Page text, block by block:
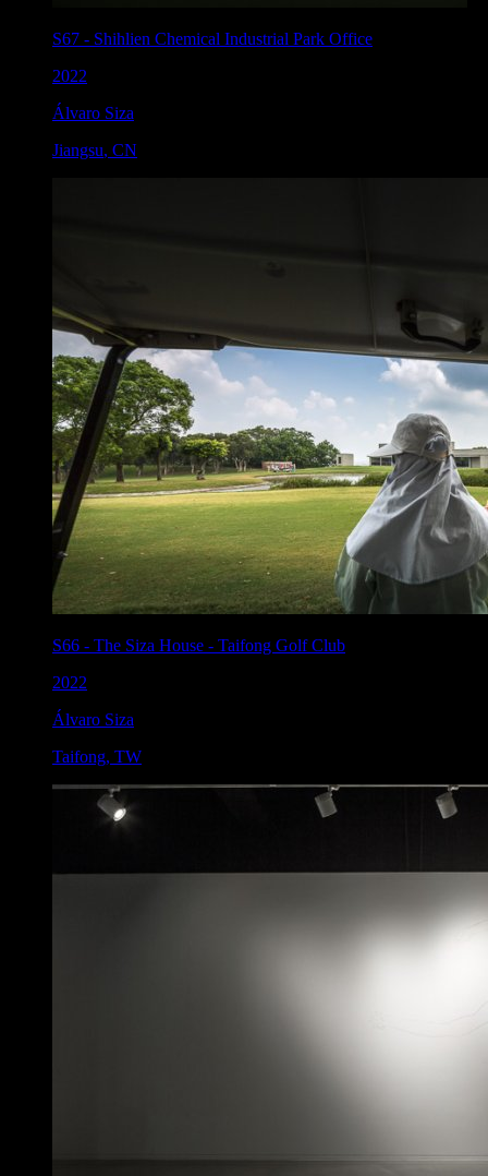
S67 - Shihlien Chemical Industrial Park Office
2022
Álvaro Siza
Jiangsu, CN
S66 - The Siza House - Taifong Golf Club
2022
Álvaro Siza
Taifong, TW